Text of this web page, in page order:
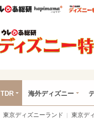
ウレぴあ総研ハピマ
TDR 海外ディズニー
東京ディズニーランド 東京デ